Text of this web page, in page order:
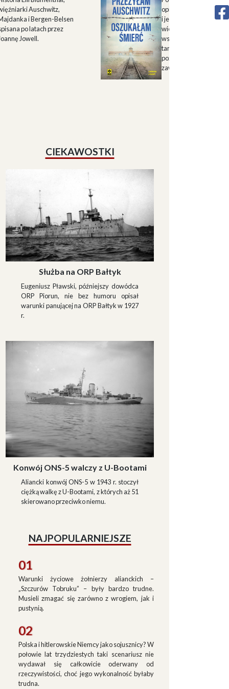
Auschwitz,
i Bergen-Belsen
po latach przez
Jowell.
opisu historii Górnego
i jego mieszkańców w
wieku oraz zapisu
wspomnień
tamtych terenów, które
pozwalają lepiej
zawiłe koleje losu
CIEKAWOSTKI
Służba na ORP Bałtyk
Eugeniusz Pławski, późniejszy dowódca
ORP Piorun, nie bez humoru opisał
warunki panującej na ORP Bałtyk w 1927
r.
Konwój ONS-5 walczy z U-Bootami
Aliancki konwój ONS-5 w 1943 r. stoczył
ciężką walkę z U-Bootami, z których aż 51
skierowano przeciwko niemu.
NAJPOPULARNIEJSZE
01
Warunki życiowe żołnierzy alianckich –
„Szczurów Tobruku” – były bardzo trudne.
Musieli zmagać się zarówno z wrogiem, jak i
pustynią.
02
Polska i hitlerowskie Niemcy jako sojusznicy? W
połowie lat trzydziestych taki scenariusz nie
wydawał się całkowicie oderwany od
rzeczywistości, choć jego wykonalność byłaby
trudna.